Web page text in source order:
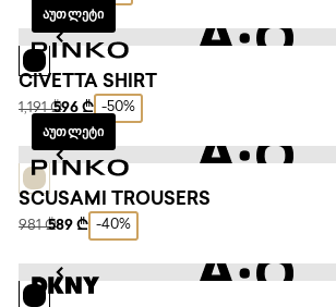
ᲐᲣᲗᲚᲔᲢᲘ
CIVETTA SHIRT
1,191 ₾596 ₾ -50%
ᲐᲣᲗᲚᲔᲢᲘ
SCUSAMI TROUSERS
981 ₾589 ₾ -40%